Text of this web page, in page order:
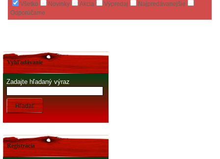
Všetko Novinky Akcia Výpredaj
Najpredávanejšie
Odporúčame
Vyhľadávanie
Zadajte hľadaný výraz
Hľadať
Registrácia